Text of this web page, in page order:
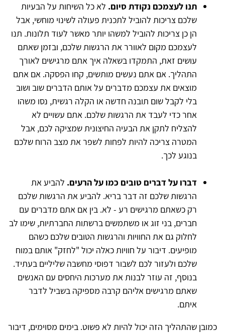
תנו לעצמכם נקודת סיום. לא כל השיחות על הבעיות
שלכם צריכות להוביל לתכנית פעולה לשינוי מוחשי, אבל
הן כן צריכות להוביל למשהו יותר מאשר לעוד תלונות. תנו
לעצמכם מקום לאוורר את הרגשות שלכם, ובזמן שאתם
עושים זאת, התמקדו בשאלה איך אתם מרגישים לאורך
התהליך. אם אתם נעשים מותשים, קחו הפסקה. אם אתם
מוצאים את עצמכם מדברים על אותם הדברים שוב ושוב
בלי לקבל שום תובנה חדשה או הקלה רגשית, נסו משהו
אחר כדי לעבד את הרגשות שלכם. אתם עשויים לא
להצליח לתקן את הבעיה החיצונית שמציקה לכם, אבל
המטרה צריכה להיות לפחות לשפר את מצב הרוח שלכם
בנוגע לכך.
דברו על דברים טובים כמו על הרעים. להביע את
הרגשות שלכם זה דבר בריא. להביע את הרגשות שלכם
רק כשאתם מרגישים רע - לא. בין אם אתם מדברים עם
חברים, בני זוג או משתמשים ברשתות החברתיות, שימו לב
לחלוק גם את החוויות והרגשות הטובים שלכם כשהם
מופיעים. דיבור על חוויות כאלה יכול "לחזק" אותם במוח
שלכם ולעזור לכם לשבור דפוסי מחשבה שליליים בעתיד.
בנוסף, זה עוזר לבנות את מערכות היחסים עם האנשים
שאתם מרגישים אליהם קרבה מספיקה בשביל לדבר
איתם.
כמובן שהתהליך הזה יכול להיות לא פשוט. בימים מסוימים, דיבור